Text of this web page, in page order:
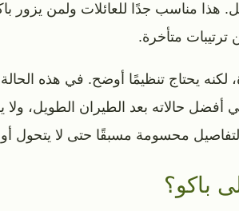
مناسب جدًا للعائلات ولمن يزور
ترتيبات متأخرة.
لكنه يحتاج تنظيمًا أوضح. في هذه
حالاته بعد الطيران الطويل، ولا
التفاصيل محسومة مسبقًا حتى لا يتحول
باكو؟